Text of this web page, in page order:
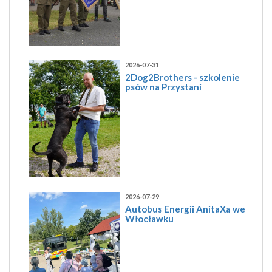
2026-07-31
2Dog2Brothers - szkolenie
psów na Przystani
2026-07-29
Autobus Energii AnitaXa we
Włocławku